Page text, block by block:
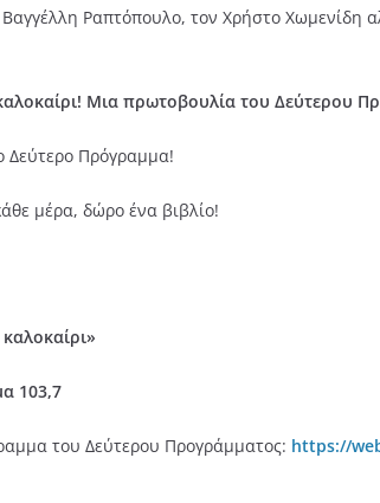
Ραπτόπουλο, τον Χρήστο Χωμενίδη
Μια πρωτοβουλία του Δεύτερου
Δεύτερο Πρόγραμμα!
μέρα, δώρο ένα βιβλίο!
103,7
του Δεύτερου Προγράμματος: https://